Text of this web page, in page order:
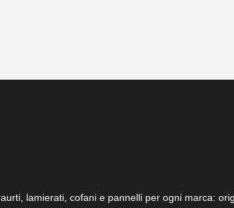
lamierati, cofani e pannelli per ogni marca: